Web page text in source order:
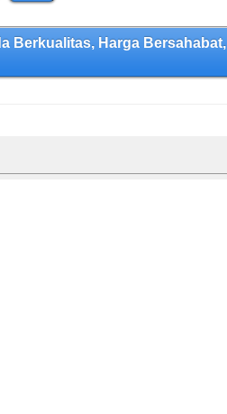
Berkualitas, Harga Bersahabat,